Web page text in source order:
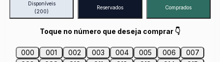
Disponíveis
(200)
Reservados Comprados
Toque no número que deseja comprar 👇
000 001 002 003 004 005 006
007